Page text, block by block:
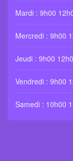
Mardi : 9h00
Mercredi : 9h00
Jeudi : 9h00
Vendredi : 9h00
Samedi : 10h00